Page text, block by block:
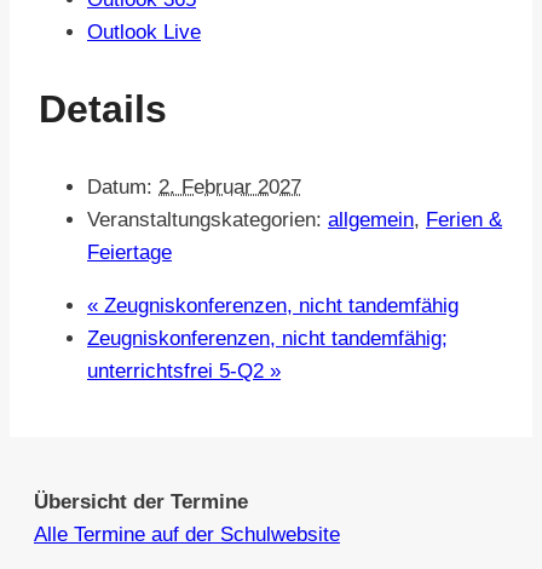
Outlook Live
Details
Datum: 2. Februar 2027
Veranstaltungskategorien: allgemein, Ferien &
Feiertage
« Zeugniskonferenzen, nicht tandemfähig
Zeugniskonferenzen, nicht tandemfähig;
unterrichtsfrei 5-Q2 »
Übersicht der Termine
Alle Termine auf der Schulwebsite